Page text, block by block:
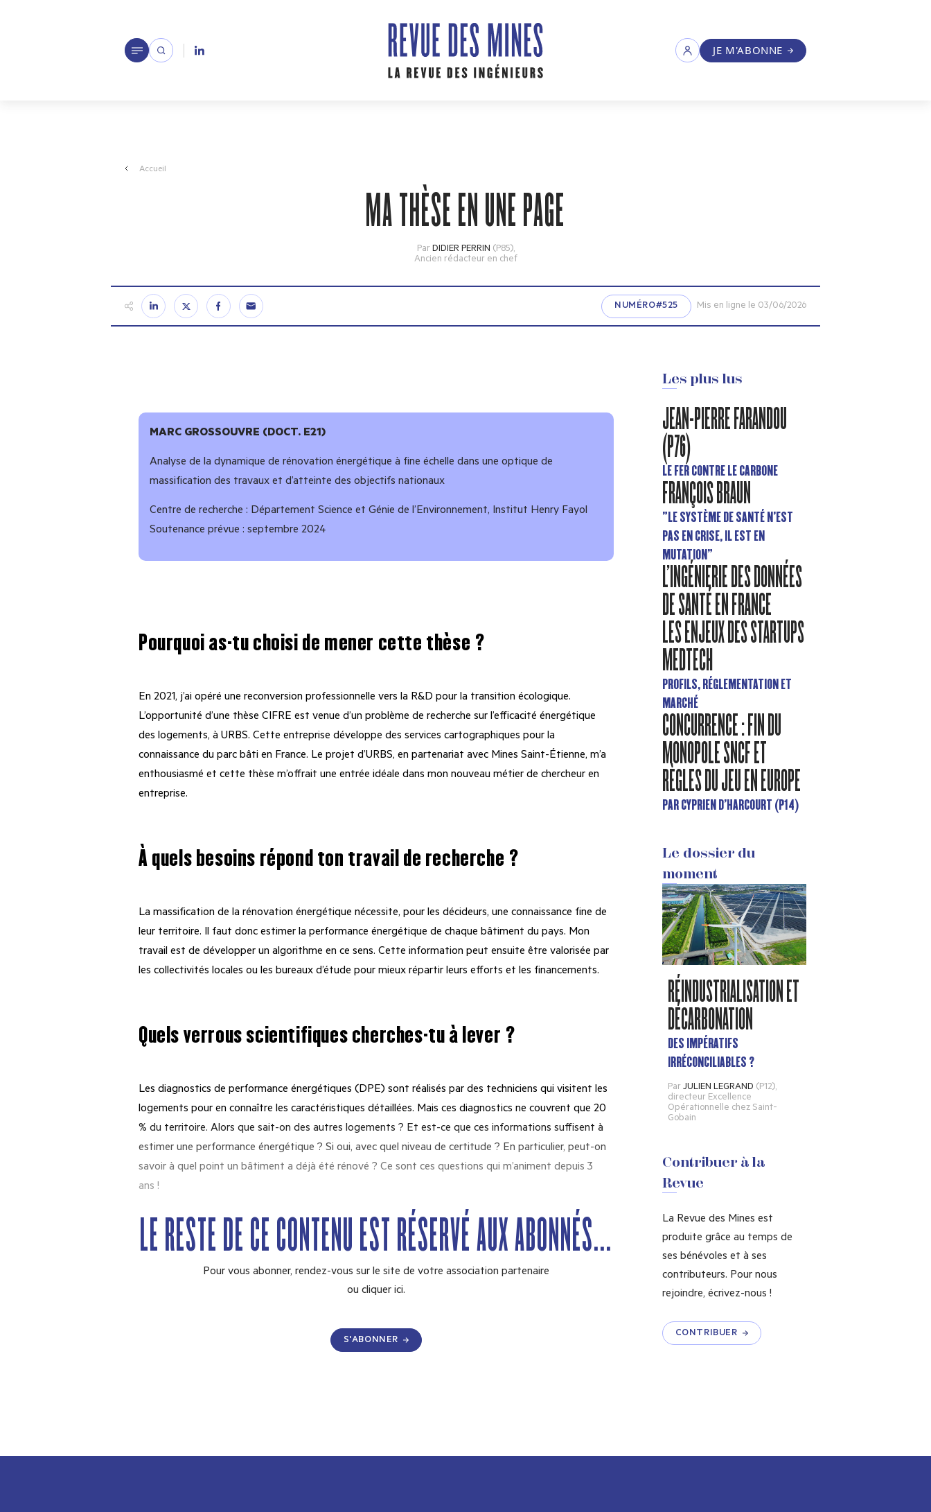
JE M'ABONNE
Accueil
MA THÈSE EN UNE PAGE
Par DIDIER PERRIN (P85),
Ancien rédacteur en chef
NUMÉRO#525 Mis en ligne le 03/06/2026
MARC GROSSOUVRE (DOCT. E21)
Analyse de la dynamique de rénovation énergétique à fine échelle dans une optique de
massification des travaux et d’atteinte des objectifs nationaux
Centre de recherche : Département Science et Génie de l’Environnement, Institut Henry Fayol
Soutenance prévue : septembre 2024
Pourquoi as-tu choisi de mener cette thèse ?
En 2021, j’ai opéré une reconversion professionnelle vers la R&D pour la transition écologique.
L’opportunité d’une thèse CIFRE est venue d’un problème de recherche sur l’efficacité énergétique
des logements, à URBS. Cette entreprise développe des services cartographiques pour la
connaissance du parc bâti en France. Le projet d’URBS, en partenariat avec Mines Saint-Étienne, m’a
enthousiasmé et cette thèse m’offrait une entrée idéale dans mon nouveau métier de chercheur en
entreprise.
À quels besoins répond ton travail de recherche ?
La massification de la rénovation énergétique nécessite, pour les décideurs, une connaissance fine de
leur territoire. Il faut donc estimer la performance énergétique de chaque bâtiment du pays. Mon
travail est de développer un algorithme en ce sens. Cette information peut ensuite être valorisée par
les collectivités locales ou les bureaux d’étude pour mieux répartir leurs efforts et les financements.
Quels verrous scientifiques cherches-tu à lever ?
Les diagnostics de performance énergétiques (DPE) sont réalisés par des techniciens qui visitent les
logements pour en connaître les caractéristiques détaillées. Mais ces diagnostics ne couvrent que 20
% du territoire. Alors que sait-on des autres logements ? Et est-ce que ces informations suffisent à
estimer une performance énergétique ? Si oui, avec quel niveau de certitude ? En particulier, peut-on
savoir à quel point un bâtiment a déjà été rénové ? Ce sont ces questions qui m’animent depuis 3
ans !
LE RESTE DE CE CONTENU EST RÉSERVÉ AUX ABONNÉS...
Pour vous abonner, rendez-vous sur le site de votre association partenaire
ou cliquer ici.
S'ABONNER
Les plus lus
JEAN-PIERRE FARANDOU
(P76)
LE FER CONTRE LE CARBONE
FRANÇOIS BRAUN
"LE SYSTÈME DE SANTÉ N’EST
PAS EN CRISE, IL EST EN
MUTATION"
L'INGÉNIERIE DES DONNÉES
DE SANTÉ EN FRANCE
LES ENJEUX DES STARTUPS
MEDTECH
PROFILS, RÉGLEMENTATION ET
MARCHÉ
CONCURRENCE : FIN DU
MONOPOLE SNCF ET
RÈGLES DU JEU EN EUROPE
PAR CYPRIEN D'HARCOURT (P14)
Le dossier du
moment
RÉINDUSTRIALISATION ET
DÉCARBONATION
DES IMPÉRATIFS
IRRÉCONCILIABLES ?
Par JULIEN LEGRAND (P12),
directeur Excellence
Opérationnelle chez Saint-
Gobain
Contribuer à la
Revue
La Revue des Mines est
produite grâce au temps de
ses bénévoles et à ses
contributeurs. Pour nous
rejoindre, écrivez-nous !
CONTRIBUER